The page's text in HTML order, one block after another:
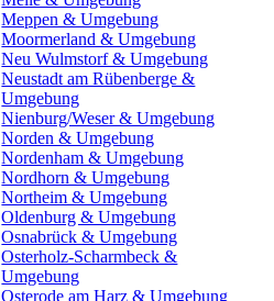
Meppen & Umgebung
Moormerland & Umgebung
Neu Wulmstorf & Umgebung
Neustadt am Rübenberge &
Umgebung
Nienburg/Weser & Umgebung
Norden & Umgebung
Nordenham & Umgebung
Nordhorn & Umgebung
Northeim & Umgebung
Oldenburg & Umgebung
Osnabrück & Umgebung
Osterholz-Scharmbeck &
Umgebung
Osterode am Harz & Umgebung